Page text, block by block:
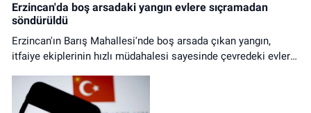
Erzincan'da boş arsadaki yangın evlere sıçramadan
söndürüldü
Erzincan'ın Barış Mahallesi'nde boş arsada çıkan yangın,
itfaiye ekiplerinin hızlı müdahalesi sayesinde çevredeki evlere